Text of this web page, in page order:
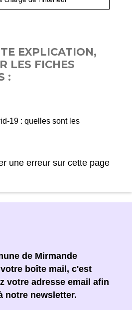
EXPLICATION,
LES FICHES
:
19 : quelles sont les
une erreur sur cette page
de Mirmande
boîte mail, c'est
votre adresse email afin
notre newsletter.